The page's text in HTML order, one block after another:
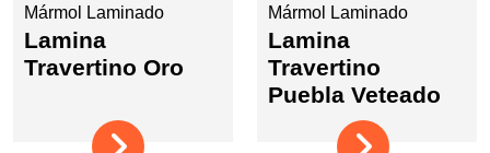
Mármol Laminado
Lamina
Travertino Oro
Mármol Laminado
Lamina
Travertino
Puebla Veteado